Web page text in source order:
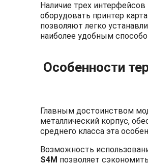
Наличие трех интерфейсов
оборудовать принтер
позволяют легко
наиболее удобным
Особенности
Главным достоинством
металлический корпус,
среднего класса эта
Возможность
S4M позволяет